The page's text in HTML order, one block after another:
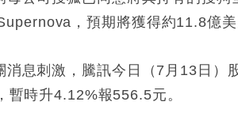
，預期將獲得約11.8億
消息刺激，騰訊今日（7月13日）
暫時升4.12%報556.5元。